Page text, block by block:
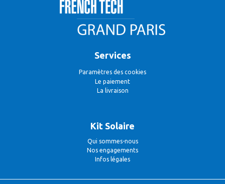
Les propositions de devis vous seront envoyées par
D’ÉTUDE
Services
Paramètres des cookies
Le paiement
La livraison
Kit Solaire
Qui sommes-nous
Nos engagements
Infos légales